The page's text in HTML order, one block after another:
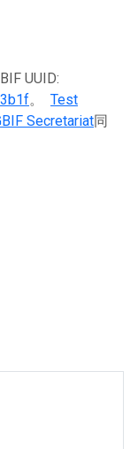
UUID:
。 Test
Secretariat同